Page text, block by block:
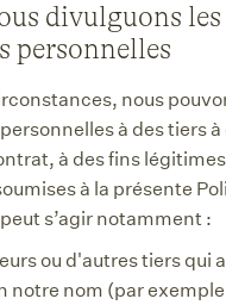
divulguons les
personnelles
nous
à des tiers à
à des fins
à la présente
s’agir notamment :
ou d'autres tiers qui
notre nom (par